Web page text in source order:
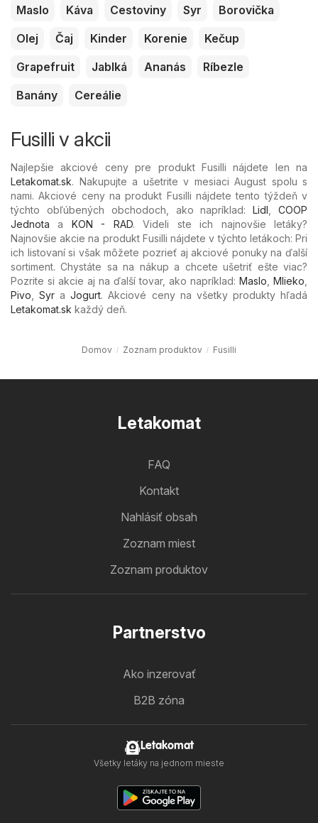
Maslo Káva Cestoviny Syr
Borovička
Olej
Čaj Kinder Korenie
Kečup
Grapefruit
Jablká Ananás
Ríbezle
Banány
Cereálie
Fusilli v akcii
Najlepšie akciové ceny pre produkt Fusilli nájdete len na
Letakomat.sk. Nakupujte a ušetrite v mesiaci August spolu s
nami. Akciové ceny na produkt Fusilli nájdete tento týždeň v
týchto obľúbených obchodoch, ako napríklad:Lidl ,COOP
Jednota a KON - RAD. Videli ste ich najnovšie letáky?
Najnovšie akcie na produkt Fusilli nájdete v týchto letákoch: Pri
ich listovaní si však môžete pozrieť aj akciové ponuky na ďalší
sortiment. Chystáte sa na nákup a chcete ušetriť ešte viac?
Pozrite si akcie aj na ďalší tovar, ako napríklad: Maslo Mlieko
Pivo ,Syr aJogurt. Akciové ceny na všetky produkty hľadá
Letakomat.sk každý deň.
Domov Zoznam produktov Fusilli
Letakomat
FAQ
Kontakt
Nahlásiť obsah
Zoznam miest
Zoznam produktov
Partnerstvo
Ako inzerovať
B2B zóna
Letakomat
Všetky letáky na jednom mieste